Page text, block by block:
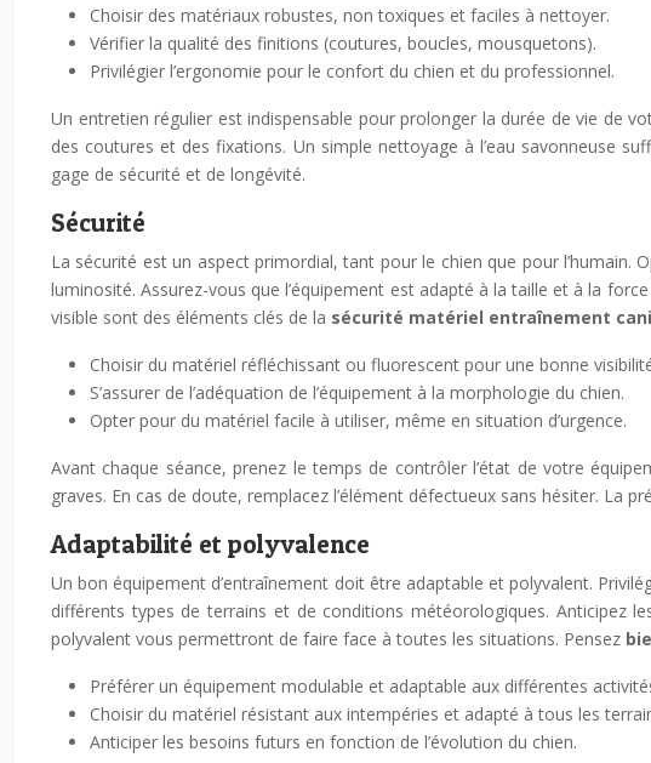
Choisir des matériaux robustes, non toxiques et faciles à nettoyer.
Vérifier la qualité des finitions (coutures, boucles, mousquetons).
Privilégier l’ergonomie pour le confort du chien et du professionnel.
Un entretien régulier est indispensable pour prolonger la durée de vie de
des coutures et des fixations. Un simple nettoyage à l’eau savonneuse
gage de sécurité et de longévité.
Sécurité
La sécurité est un aspect primordial, tant pour le chien que pour
luminosité. Assurez-vous que l’équipement est adapté à la taille et à la
visible sont des éléments clés de la sécurité matériel entraînement
Choisir du matériel réfléchissant ou fluorescent pour une bonne
S’assurer de l’adéquation de l’équipement à la morphologie du chien.
Opter pour du matériel facile à utiliser, même en situation d’urgence.
Avant chaque séance, prenez le temps de contrôler l’état de votre
graves. En cas de doute, remplacez l’élément défectueux sans hésiter. La
Adaptabilité et polyvalence
Un bon équipement d’entraînement doit être adaptable et polyvalent.
différents types de terrains et de conditions météorologiques. Anticipez
polyvalent vous permettront de faire face à toutes les situations. Pensez
Préférer un équipement modulable et adaptable aux différentes
Choisir du matériel résistant aux intempéries et adapté à tous les
Anticiper les besoins futurs en fonction de l’évolution du chien.